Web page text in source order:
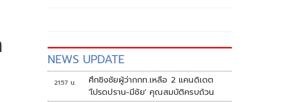
NEWS UPDATE
21:57 น.
ศึกชิงชัยผู้ว่ากกท.เหลือ 2 แคนดิเดต
'โปรดปราน-มีชัย' คุณสมบัติครบถ้วน